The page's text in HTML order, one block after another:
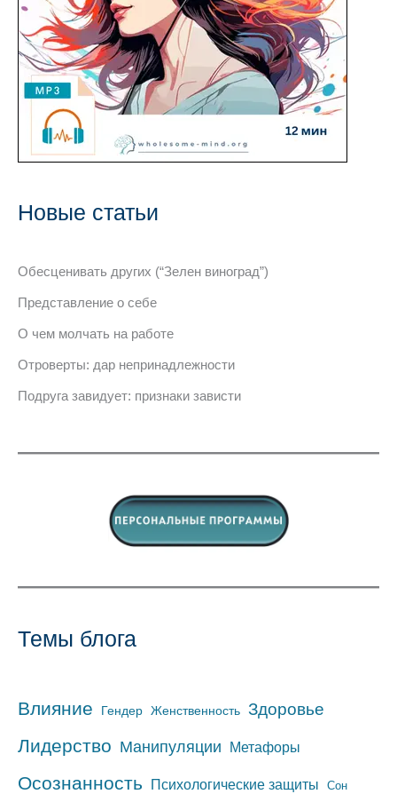
Новые статьи
Обесценивать других (“Зелен виноград”)
Представление о себе
О чем молчать на работе
Отроверты: дар непринадлежности
Подруга завидует: признаки зависти
Темы блога
Влияние Гендер Женственность Здоровье
Лидерство Манипуляции Метафоры
Осознанность Психологические защиты Сон